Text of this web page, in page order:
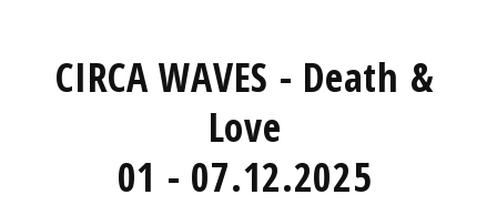
CIRCA WAVES - Death &
Love
01 - 07.12.2025